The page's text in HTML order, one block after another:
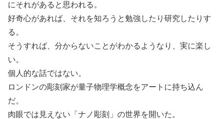
にそれがあると思われる。
好奇心があれば、それを知ろうと勉強したり研究したりす
る。
そうすれば、分からないことがわかるようなり、実に楽し
い。
個人的な話ではない。
ロンドンの彫刻家が量子物理学概念をアートに持ち込ん
だ。
肉眼では見えない「ナノ彫刻」の世界を開いた。